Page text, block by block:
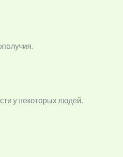
у некоторых людей.